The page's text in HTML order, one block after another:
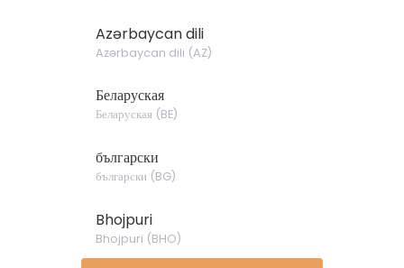
Azərbaycan dili
Azərbaycan dili (AZ)
Беларуская
Беларуская (BE)
български
български (BG)
Bhojpuri
Bhojpuri (BHO)